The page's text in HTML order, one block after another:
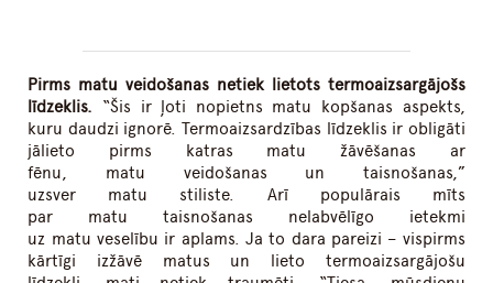
Pirms matu veidošanas netiek lietots termoaizsargājošs
līdzeklis. “Šis ir ļoti nopietns matu kopšanas aspekts,
kuru daudzi ignorē. Termoaizsardzības līdzeklis ir obligāti
jālieto pirms katras matu žāvēšanas ar
fēnu, matu veidošanas un taisnošanas,”
uzsver matu stiliste. Arī populārais mīts
par matu taisnošanas nelabvēlīgo ietekmi
uz matu veselību ir aplams. Ja to dara pareizi – vispirms
kārtīgi izžāvē matus un lieto termoaizsargājošu